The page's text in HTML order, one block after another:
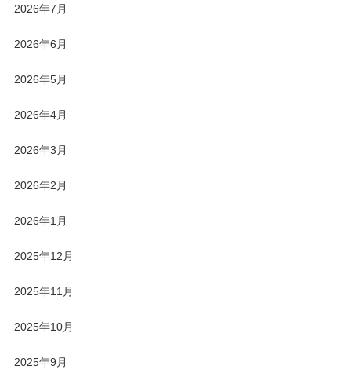
2026年7月
2026年6月
2026年5月
2026年4月
2026年3月
2026年2月
2026年1月
2025年12月
2025年11月
2025年10月
2025年9月